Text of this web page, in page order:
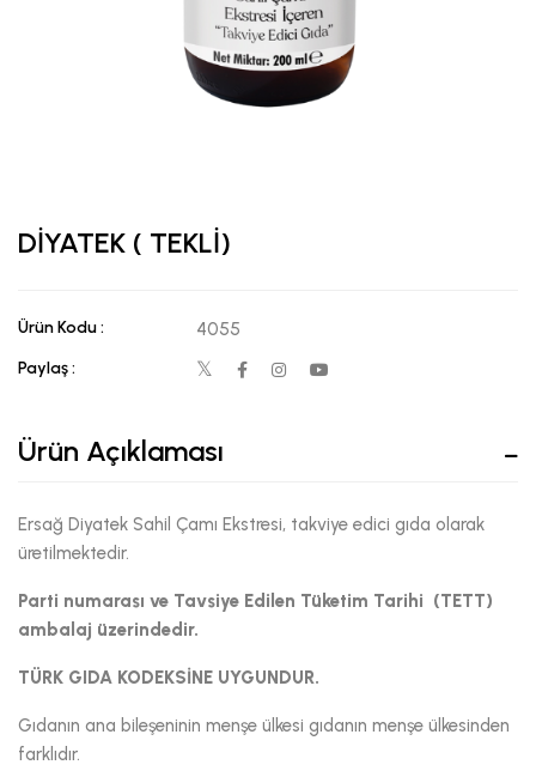
DİYATEK ( TEKLİ)
Ürün Kodu : 4055
Paylaş :
Ürün Açıklaması
Ersağ Diyatek Sahil Çamı Ekstresi, takviye edici gıda olarak
üretilmektedir.
Parti numarası ve Tavsiye Edilen Tüketim Tarihi (TETT)
ambalaj üzerindedir.
TÜRK GIDA KODEKSİNE UYGUNDUR.
Gıdanın ana bileşeninin menşe ülkesi gıdanın menşe ülkesinden
farklıdır.